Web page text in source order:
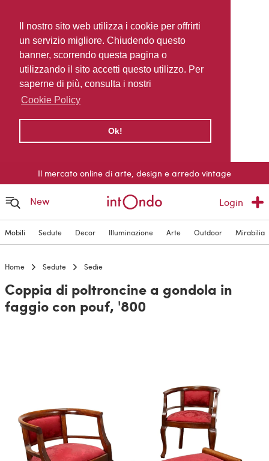
Il nostro sito web utilizza i cookie per offrirti
un servizio migliore. Chiudendo questo
banner, scorrendo questa pagina o
utilizzando il sito accetti questo utilizzo. Per
saperne di più, consulta i nostri
Cookie Policy
Ok!
Il mercato online di arte, design e arredo vintage
New Login
Mobili Sedute Decor Illuminazione Arte Outdoor Mirabilia
Home Sedute Sedie
Coppia di poltroncine a gondola in
faggio con pouf, '800